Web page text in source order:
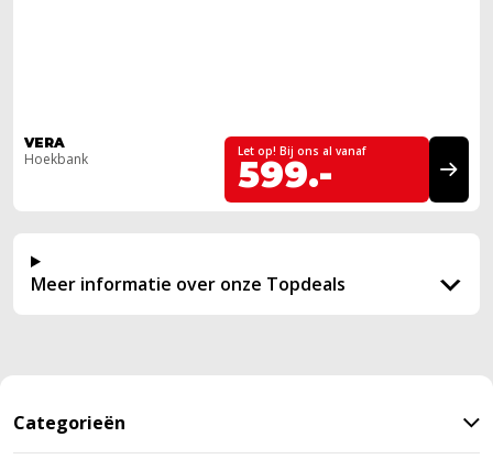
VERA
Hoekbank Let op! Bij ons al vanaf
599.-
Meer informatie over onze Topdeals
Categorieën